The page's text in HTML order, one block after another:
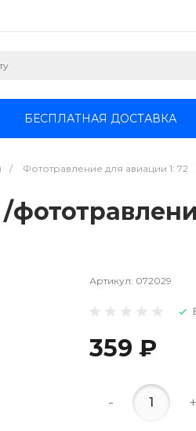
БЕСПЛАТНАЯ ДОСТАВКА
/ Фототравление для авиации 1: 72
Артикул: 072029
359 ₽
- +